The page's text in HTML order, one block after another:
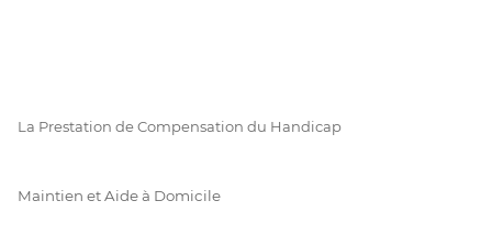
La Prestation de Compensation du Handicap
Maintien et Aide à Domicile